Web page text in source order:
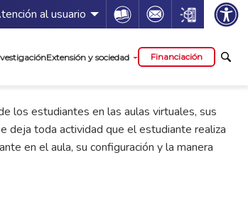
servicios
al usuario Icon Icon Icon
Extensión y sociedad Financiación
los estudiantes en las aulas virtuales, sus
deja toda actividad que el estudiante realiza
en el aula, su configuración y la manera